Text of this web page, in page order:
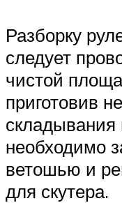
Разборку
следует
чистой
приготовив
необходимо
ветошью и
для скутера.